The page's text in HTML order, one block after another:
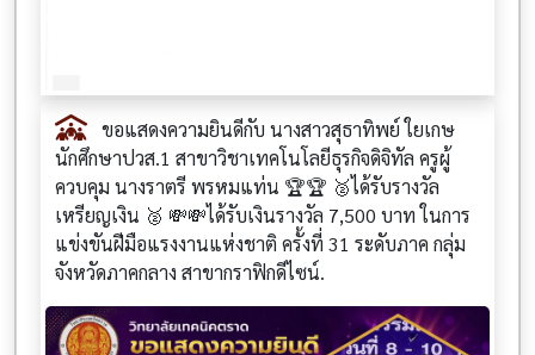
ขอแสดงความยินดีกับ นางสาวสุธาทิพย์ ใยเกษ
นักศึกษาปวส.1 สาขาวิชาเทคโนโลยีธุรกิจดิจิทัล ครูผู้
ควบคุม นางราตรี พรหมแท่น 🏆🏆 🥈ได้รับรางวัล
เหรียญเงิน 🥈 💸💸ได้รับเงินรางวัล 7,500 บาท ในการ
แข่งขันฝีมือแรงงานแห่งชาติ ครั้งที่ 31 ระดับภาค กลุ่ม
จังหวัดภาคกลาง สาขากราฟิกดีไซน์.